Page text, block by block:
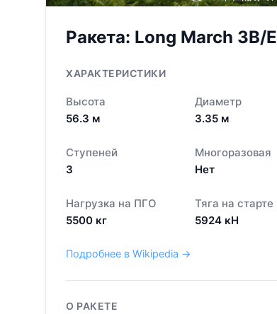
Ракета: Long March 3B/E
ХАРАКТЕРИСТИКИ
Высота
56.3 м
Диаметр
3.35 м
Ступеней
3
Многоразовая
Нет
Нагрузка на ПГО
5500 кг
Тяга на старте
5924 кН
Подробнее в Wikipedia →
О РАКЕТЕ